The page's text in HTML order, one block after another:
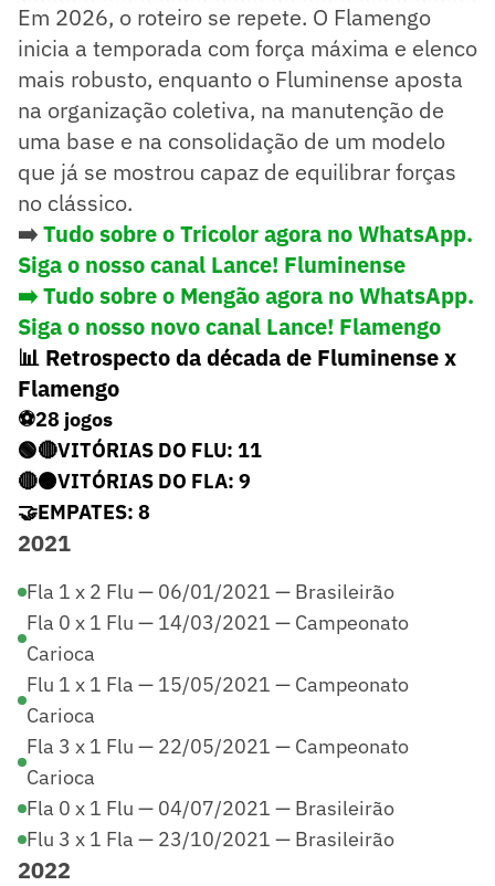
Em 2026, o roteiro se repete. O Flamengo
inicia a temporada com força máxima e elenco
mais robusto, enquanto o Fluminense aposta
na organização coletiva, na manutenção de
uma base e na consolidação de um modelo
que já se mostrou capaz de equilibrar forças
no clássico.
➡️Tudo sobre o Tricolor agora no WhatsApp.
Siga o nosso canal Lance! Fluminense
➡️ Tudo sobre o Mengão agora no WhatsApp.
Siga o nosso novo canal Lance! Flamengo
📊 Retrospecto da década de Fluminense x
Flamengo
⚽28 jogos
🟢🔴VITÓRIAS DO FLU: 11
🔴⚫VITÓRIAS DO FLA: 9
🤝EMPATES: 8
2021
Fla 1 x 2 Flu — 06/01/2021 — Brasileirão
Fla 0 x 1 Flu — 14/03/2021 — Campeonato
Carioca
Flu 1 x 1 Fla — 15/05/2021 — Campeonato
Carioca
Fla 3 x 1 Flu — 22/05/2021 — Campeonato
Carioca
Fla 0 x 1 Flu — 04/07/2021 — Brasileirão
Flu 3 x 1 Fla — 23/10/2021 — Brasileirão
2022